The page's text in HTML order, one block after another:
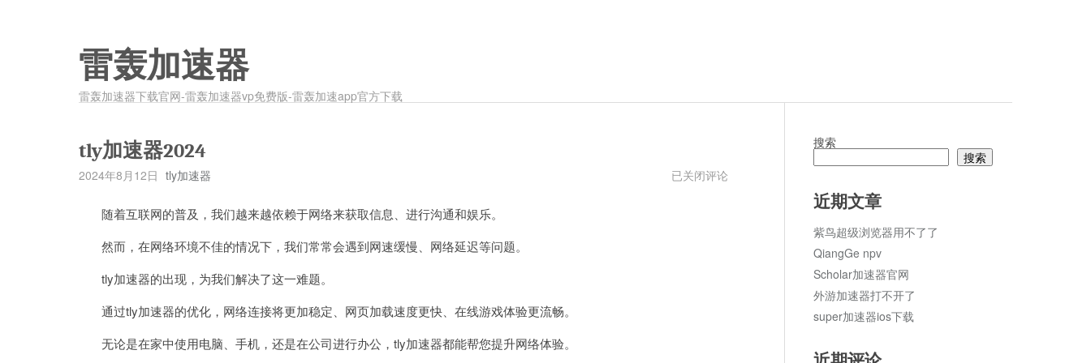
雷轰加速器
雷轰加速器下载官网-雷轰加速器vp免费版-雷轰加速app官方下载
tly加速器2024
2024年8月12日 tly加速器
tly
已关闭评论
随着互联网的普及，我们越来越依赖于网络来获取信息、进行沟通和娱乐。
然而，在网络环境不佳的情况下，我们常常会遇到网速缓慢、网络延迟等问题。
tly加速器的出现，为我们解决了这一难题。
通过tly加速器的优化，网络连接将更加稳定、网页加载速度更快、在线游戏体验更流畅。
无论是在家中使用电脑、手机，还是在公司进行办公，tly加速器都能帮您提升网络体验。
搜索
搜索
近期文章
紫鸟超级浏览器用不了了
QiangGe npv
Scholar加速器官网
外游加速器打不开了
super加速器ios下载